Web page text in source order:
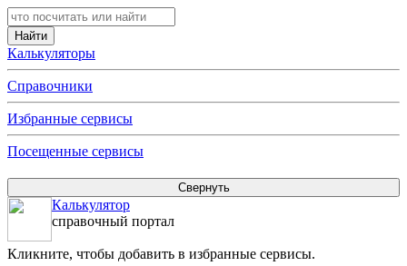
Калькуляторы
Справочники
Избранные сервисы
Посещенные сервисы
Калькулятор
справочный портал
Кликните, чтобы добавить в избранные сервисы.